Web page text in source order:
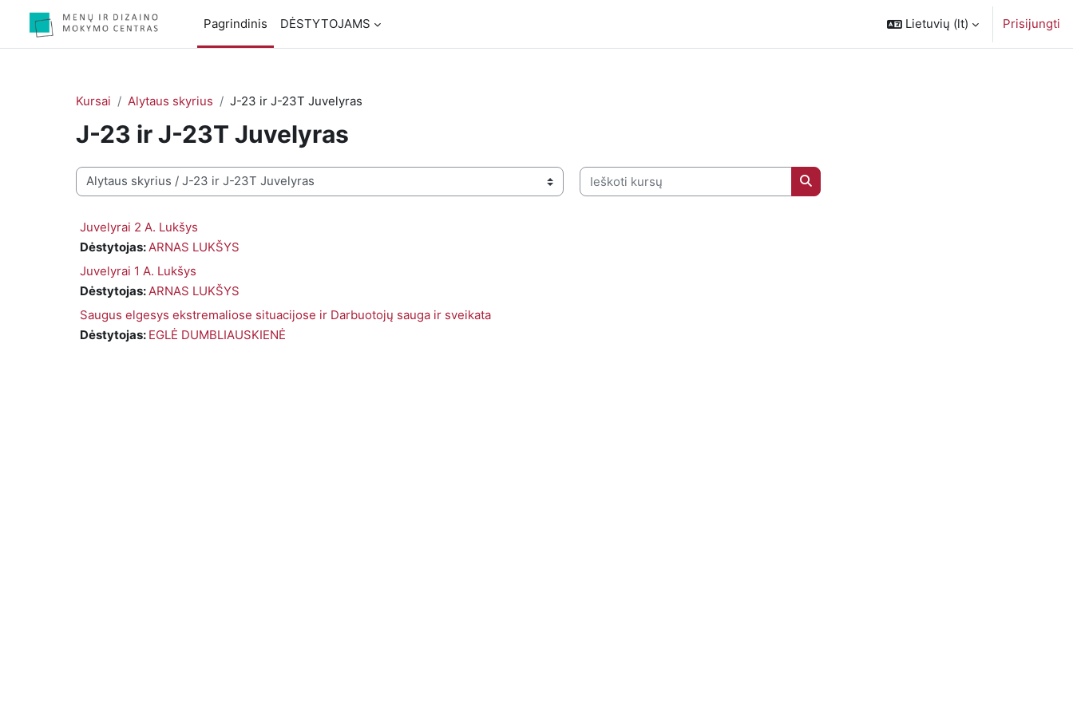
Pagrindinis
DĖSTYTOJAMS Lietuvių ‎(lt)‎ Prisijungti
Kursai Alytaus skyrius J-23 ir J-23T Juvelyras
J-23 ir J-23T Juvelyras
Kursų kategorijos
Ieškoti kursų
Ieškoti kursų
Juvelyrai 2 A. Lukšys
Dėstytojas: ARNAS LUKŠYS
Juvelyrai 1 A. Lukšys
Dėstytojas: ARNAS LUKŠYS
Saugus elgesys ekstremaliose situacijose ir Darbuotojų sauga ir sveikata
Dėstytojas: EGLĖ DUMBLIAUSKIENĖ